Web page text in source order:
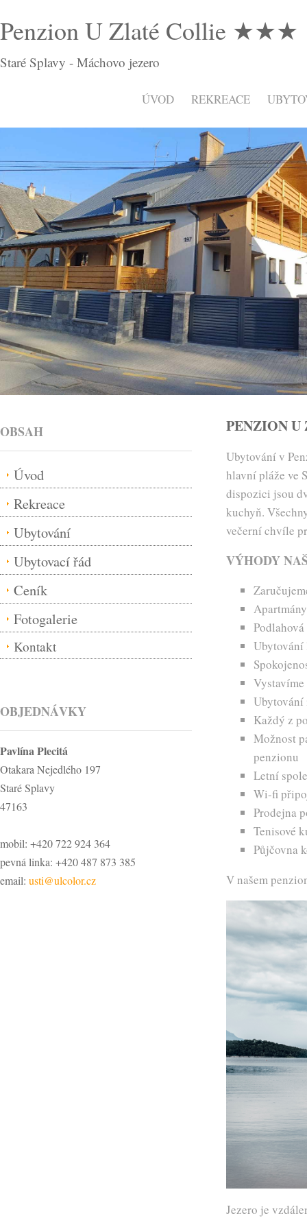
Penzion U Zlaté Collie ★★★
Staré Splavy - Máchovo jezero
ÚVOD REKREACE
OBSAH
Úvod
Rekreace
Ubytování
Ubytovací řád
Ceník
Fotogalerie
Kontakt
OBJEDNÁVKY
Pavlína Plecitá
Otakara Nejedlého 197
Staré Splavy
47163
mobil: +420 722 924 364
pevná linka: +420 487 873 385
email: usti@ulcolor.cz
PENZION
Ubytování v
hlavní pláže ve
dispozici jsou
kuchyň.
večerní chvíle
VÝHODY
Ubytování
Ubytování
Každý z
Možnost
penzionu
Letní
Wi-fi
Prodejna
Tenisové
Půjčovna
V našem
Jezero je